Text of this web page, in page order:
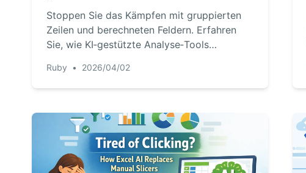
Geschäftsberichterstattung neu
gestaltet
Stoppen Sie das Kämpfen mit gruppierten
Zeilen und berechneten Feldern. Erfahren
Sie, wie KI‑gestützte Analyse‑Tools
schnellere, intelligentere Geschäftsberichte
liefern.
Ruby • 2026/04/02